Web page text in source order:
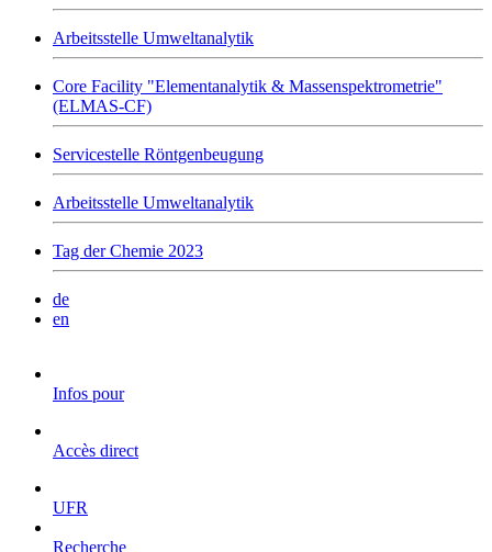
Arbeitsstelle Umweltanalytik
Core Facility "Elementanalytik & Massenspektrometrie"
(ELMAS-CF)
Servicestelle Röntgenbeugung
Arbeitsstelle Umweltanalytik
Tag der Chemie 2023
de
en
Infos pour
Accès direct
UFR
Recherche